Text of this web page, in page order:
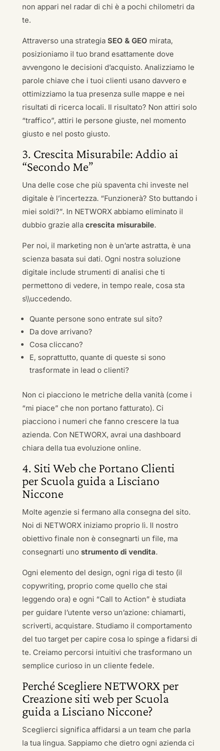
non appari nel radar di chi è a pochi chilometri da
te.
Attraverso una strategia SEO & GEO mirata,
posizioniamo il tuo brand esattamente dove
avvengono le decisioni d’acquisto. Analizziamo le
parole chiave che i tuoi clienti usano davvero e
ottimizziamo la tua presenza sulle mappe e nei
risultati di ricerca locali. Il risultato? Non attiri solo
“traffico”, attiri le persone giuste, nel momento
giusto e nel posto giusto.
3. Crescita Misurabile: Addio ai
“Secondo Me”
Una delle cose che più spaventa chi investe nel
digitale è l’incertezza. “Funzionerà? Sto buttando i
miei soldi?”. In NETWORX abbiamo eliminato il
dubbio grazie alla crescita misurabile.
Per noi, il marketing non è un’arte astratta, è una
scienza basata sui dati. Ogni nostra soluzione
digitale include strumenti di analisi che ti
permettono di vedere, in tempo reale, cosa sta
s\\uccedendo.
Quante persone sono entrate sul sito?
Da dove arrivano?
Cosa cliccano?
E, soprattutto, quante di queste si sono
trasformate in lead o clienti?
Non ci piacciono le metriche della vanità (come i
“mi piace” che non portano fatturato). Ci
piacciono i numeri che fanno crescere la tua
azienda. Con NETWORX, avrai una dashboard
chiara della tua evoluzione online.
4. Siti Web che Portano Clienti
per Scuola guida a Lisciano
Niccone
Molte agenzie si fermano alla consegna del sito.
Noi di NETWORX iniziamo proprio lì. Il nostro
obiettivo finale non è consegnarti un file, ma
consegnarti uno strumento di vendita.
Ogni elemento del design, ogni riga di testo (il
copywriting, proprio come quello che stai
leggendo ora) e ogni “Call to Action” è studiata
per guidare l’utente verso un’azione: chiamarti,
scriverti, acquistare. Studiamo il comportamento
del tuo target per capire cosa lo spinge a fidarsi di
te. Creiamo percorsi intuitivi che trasformano un
semplice curioso in un cliente fedele.
Perché Scegliere NETWORX per
Creazione siti web per Scuola
guida a Lisciano Niccone?
Sceglierci significa affidarsi a un team che parla
la tua lingua. Sappiamo che dietro ogni azienda ci